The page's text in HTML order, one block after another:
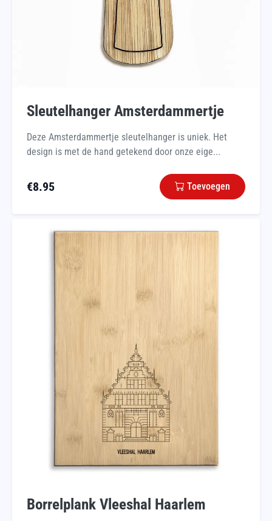
Sleutelhanger Amsterdammertje
Deze Amsterdammertje sleutelhanger is uniek. Het
design is met de hand getekend door onze eige...
€8.95 Toevoegen
Borrelplank Vleeshal Haarlem